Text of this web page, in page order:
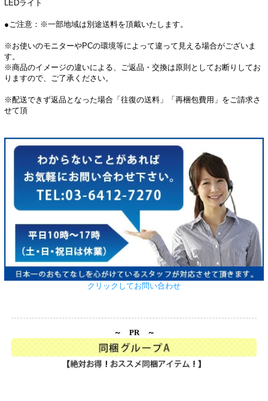
LEDライト
●ご注意：※一部地域は別途送料を頂戴いたします。
※お使いのモニターやPCの環境等によって違って見える場合がございま
す。
※商品のイメージの違いによる、ご返品・交換は原則としてお断りしてお
りますので、ご了承ください。
※配送できず返品となった場合「往復の送料」「再梱包費用」をご請求さ
せて頂
クリックしてお問い合わせ